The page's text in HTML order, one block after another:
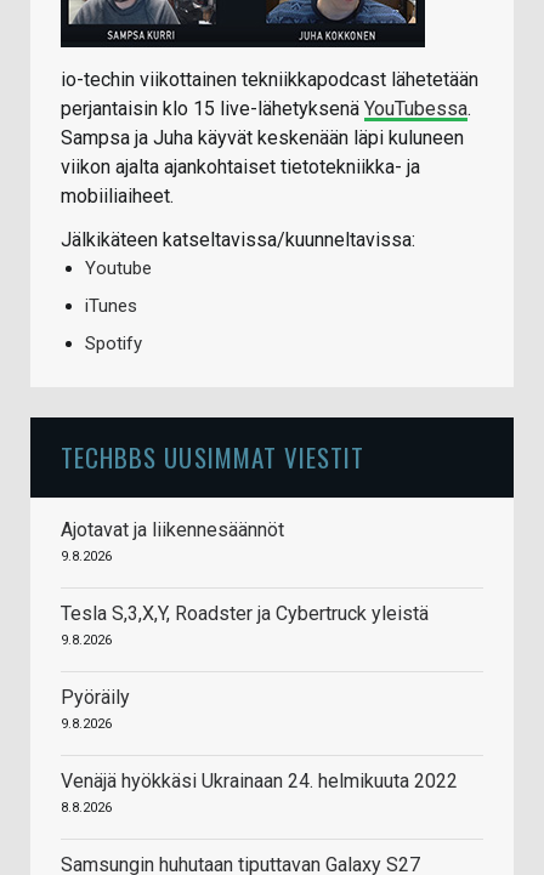
io-techin viikottainen tekniikkapodcast lähetetään
perjantaisin klo 15 live-lähetyksenä YouTubessa.
Sampsa ja Juha käyvät keskenään läpi kuluneen
viikon ajalta ajankohtaiset tietotekniikka- ja
mobiiliaiheet.
Jälkikäteen katseltavissa/kuunneltavissa:
Youtube
iTunes
Spotify
TECHBBS UUSIMMAT VIESTIT
Ajotavat ja liikennesäännöt
9.8.2026
Tesla S,3,X,Y, Roadster ja Cybertruck yleistä
9.8.2026
Pyöräily
9.8.2026
Venäjä hyökkäsi Ukrainaan 24. helmikuuta 2022
8.8.2026
Samsungin huhutaan tiputtavan Galaxy S27